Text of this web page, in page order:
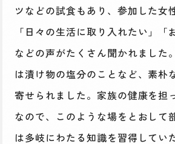
ツなどの試食もあり、参加した女
「日々の生活に取り入れたい」「
などの声がたくさん聞かれました
は漬け物の塩分のことなど、素朴
寄せられました。家族の健康を担
なので、このような場をとおして
は多岐にわたる知識を習得してい